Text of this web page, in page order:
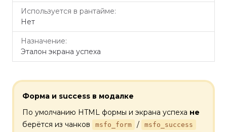
Нет
Эталон экрана успеха
Форма и success в модалке
По умолчанию HTML формы и экрана успеха не
берётся из чанков
msfo_form / msfo_success